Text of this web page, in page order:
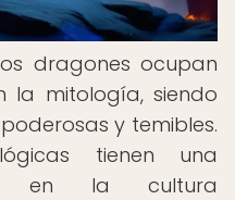
dragones ocupan
la mitología, siendo
y temibles.
tienen una
en la cultura